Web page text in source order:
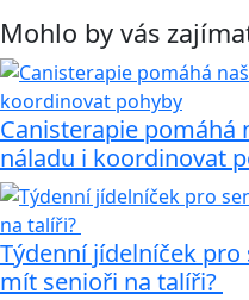
Mohlo by vás
Canisterapie
náladu i koordinovat
Týdenní jídelníček pro
mít senioři na talíři?